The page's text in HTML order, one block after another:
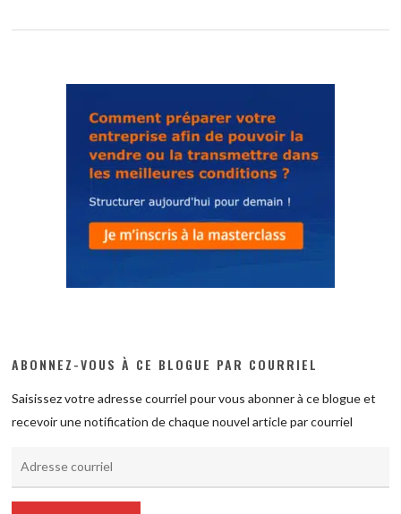
ABONNEZ-VOUS À CE BLOGUE PAR COURRIEL
Saisissez votre adresse courriel pour vous abonner à ce blogue et
recevoir une notification de chaque nouvel article par courriel